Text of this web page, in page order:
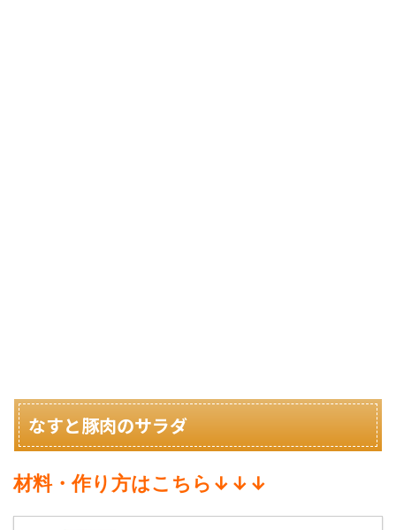
なすと豚肉のサラダ
材料・作り方はこちら↓↓↓